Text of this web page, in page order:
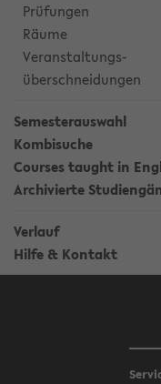
Prüfungen
Räume
Veranstaltungs-
überschneidungen
Semesterauswahl
Kombisuche
Courses taught in
Archivierte
Verlauf
Hilfe & Kontakt